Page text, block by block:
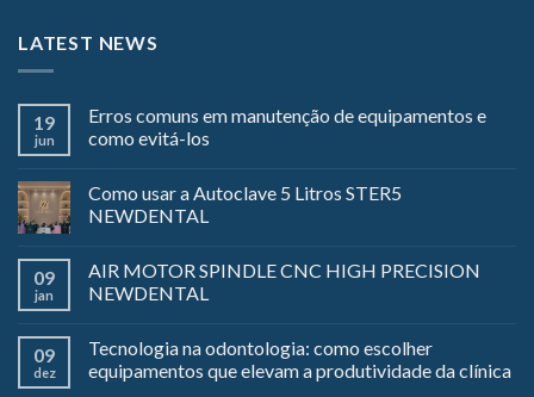
LATEST NEWS
19
jun
Erros comuns em manutenção de equipamentos e
como evitá-los
Como usar a Autoclave 5 Litros STER5
NEWDENTAL
09
jan
AIR MOTOR SPINDLE CNC HIGH PRECISION
NEWDENTAL
09
dez
Tecnologia na odontologia: como escolher
equipamentos que elevam a produtividade da clínica